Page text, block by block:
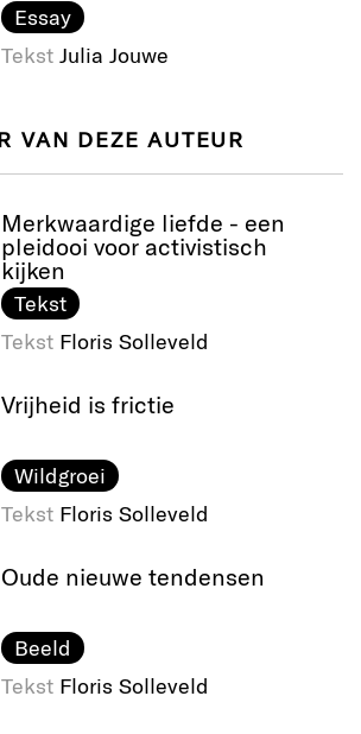
Essay
Tekst Julia Jouwe
VAN DEZE AUTEUR
Merkwaardige liefde - een
pleidooi voor activistisch
kijken
Tekst
Tekst Floris Solleveld
Vrijheid is frictie
Wildgroei
Tekst Floris Solleveld
Oude nieuwe tendensen
Beeld
Tekst Floris Solleveld